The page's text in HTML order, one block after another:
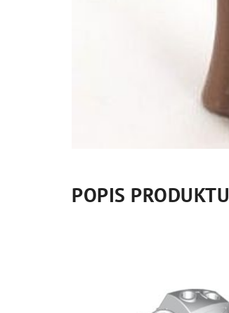
POPIS PRODUKTU